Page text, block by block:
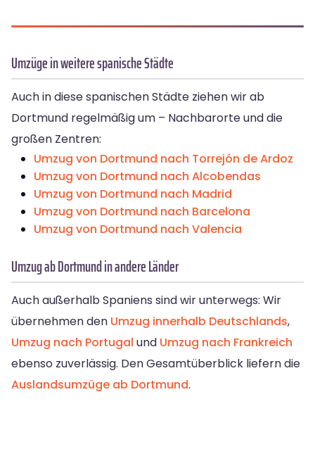
Umzüge in weitere spanische Städte
Auch in diese spanischen Städte ziehen wir ab
Dortmund regelmäßig um – Nachbarorte und die
großen Zentren:
Umzug von Dortmund nach Torrejón de Ardoz
Umzug von Dortmund nach Alcobendas
Umzug von Dortmund nach Madrid
Umzug von Dortmund nach Barcelona
Umzug von Dortmund nach Valencia
Umzug ab Dortmund in andere Länder
Auch außerhalb Spaniens sind wir unterwegs: Wir
übernehmen den Umzug innerhalb Deutschlands,
Umzug nach Portugal und Umzug nach Frankreich
ebenso zuverlässig. Den Gesamtüberblick liefern die
Auslandsumzüge ab Dortmund.